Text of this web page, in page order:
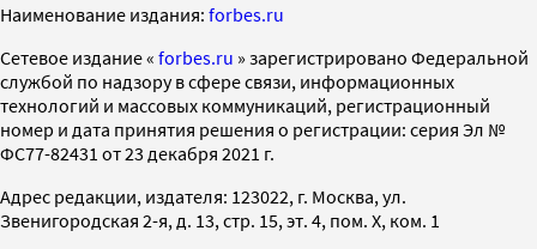
Наименование издания: forbes.ru
Cетевое издание « forbes.ru » зарегистрировано Федеральной
службой по надзору в сфере связи, информационных
технологий и массовых коммуникаций, регистрационный
номер и дата принятия решения о регистрации: серия Эл №
ФС77-82431 от 23 декабря 2021 г.
Адрес редакции, издателя: 123022, г. Москва, ул.
Звенигородская 2-я, д. 13, стр. 15, эт. 4, пом. X, ком. 1